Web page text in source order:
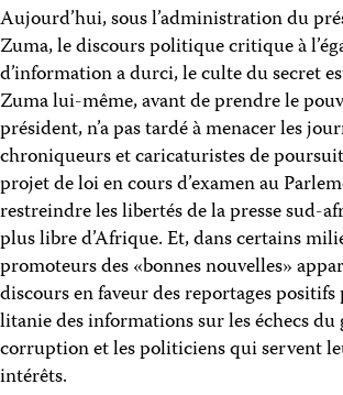
Aujourd’hui, sous l’administration du
Zuma, le discours politique critique à
d’information a durci, le culte du secret
Zuma lui-même, avant de prendre le
président, n’a pas tardé à menacer les
chroniqueurs et caricaturistes de
projet de loi en cours d’examen au
restreindre les libertés de la presse sud-
plus libre d’Afrique. Et, dans certains
promoteurs des «bonnes nouvelles»
discours en faveur des reportages
litanie des informations sur les échecs
corruption et les politiciens qui servent
intérêts.